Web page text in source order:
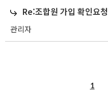
Re:조합원 가입 확인요청
관리자
1